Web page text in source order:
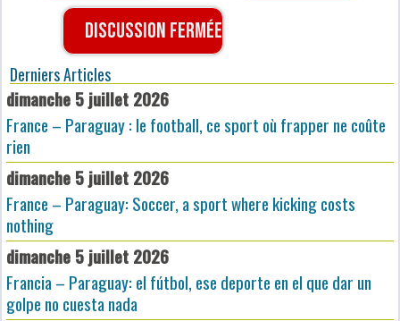
Discussion fermée
Derniers Articles
dimanche 5 juillet 2026
France – Paraguay : le football, ce sport où frapper ne coûte
rien
dimanche 5 juillet 2026
France – Paraguay: Soccer, a sport where kicking costs
nothing
dimanche 5 juillet 2026
Francia – Paraguay: el fútbol, ese deporte en el que dar un
golpe no cuesta nada